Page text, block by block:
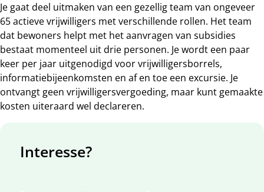
Je gaat deel uitmaken van een gezellig team van ongeveer
65 actieve vrijwilligers met verschillende rollen. Het team
dat bewoners helpt met het aanvragen van subsidies
bestaat momenteel uit drie personen. Je wordt een paar
keer per jaar uitgenodigd voor vrijwilligersborrels,
informatiebijeenkomsten en af en toe een excursie. Je
ontvangt geen vrijwilligersvergoeding, maar kunt gemaakte
kosten uiteraard wel declareren.
Interesse?